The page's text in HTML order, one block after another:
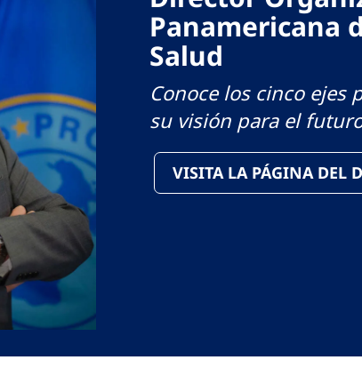
Panamericana
Salud
Conoce los cinco ejes
su visión para el
VISITA LA PÁGINA DEL